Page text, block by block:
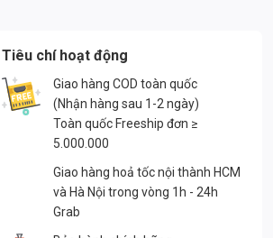
Tiêu chí hoạt động
Giao hàng COD toàn quốc
(Nhận hàng sau 1-2 ngày)
Toàn quốc Freeship đơn ≥
5.000.000
Giao hàng hoả tốc nội thành HCM
và Hà Nội trong vòng 1h - 24h
Grab